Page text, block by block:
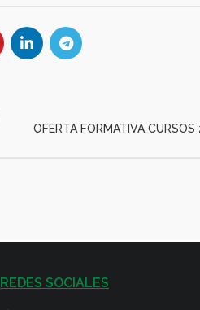
OFERTA FORMATIVA
REDES SOCIALES